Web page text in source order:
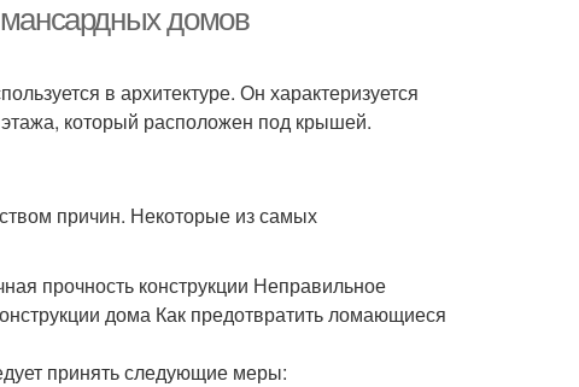
домов
в архитектуре. Он характеризуется
который расположен под крышей.
причин. Некоторые из самых
прочность конструкции Неправильное
дома Как предотвратить ломающиеся
принять следующие меры: